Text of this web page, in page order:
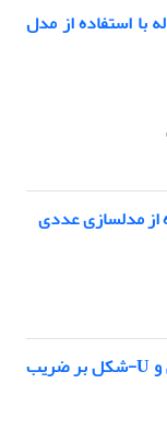
با استفاده از مدل
از مدلسازی عددی
بررسی آزمایشگاهی اثر سرریزهای مستطیلی و U-شکل بر ضریب